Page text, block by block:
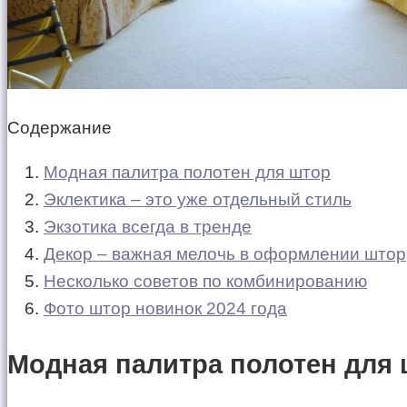
Содержание
Модная палитра полотен для штор
Эклектика – это уже отдельный стиль
Экзотика всегда в тренде
Декор – важная мелочь в оформлении штор
Несколько советов по комбинированию
Фото штор новинок 2024 года
Модная палитра полотен для